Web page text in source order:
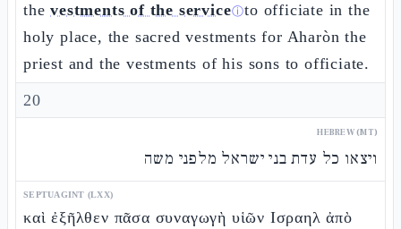
thevestments of the serviceⓘto officiate in the
holy place, the sacred vestments for Aharòn the
priest and the vestments of his sons to officiate.
20
HEBREW (MT)
ויצאו כל עדת בני ישראל מלפני משה
SEPTUAGINT (LXX)
καὶ ἐξῆλθεν πᾶσα συναγωγὴ υἱῶν Ισραηλ ἀπὸ